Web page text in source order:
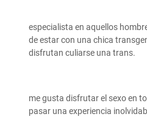
especialista en aquellos
de estar con una chica
disfrutan culiarse una trans.
me gusta disfrutar el sexo en
pasar una experiencia